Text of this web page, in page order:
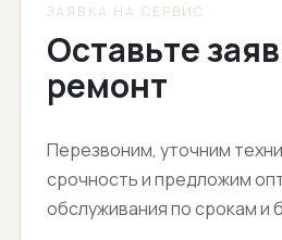
ЗАЯВКА НА СЕРВИС
Оставьте
ремонт
Перезвоним, уточним
срочность и предложим
обслуживания по срокам и